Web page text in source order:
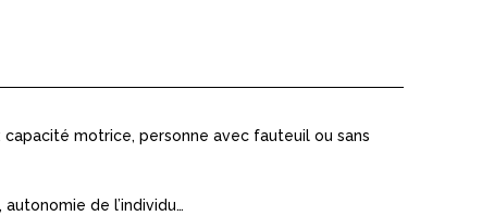
motrice, personne avec fauteuil ou sans
de l’individu…